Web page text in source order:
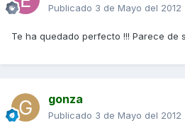
Publicado 3 de Mayo del 2012
Te ha quedado perfecto !!! Parece de
gonza
Publicado 3 de Mayo del 2012